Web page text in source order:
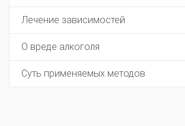
Лечение зависимостей
О вреде алкоголя
Суть применяемых методов